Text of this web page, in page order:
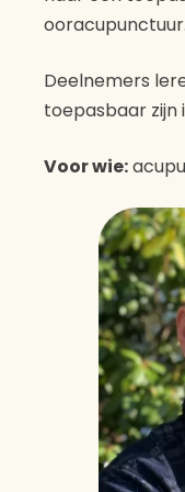
ooracupunctuur.
Deelnemers
toepasbaar zijn
Voor wie: